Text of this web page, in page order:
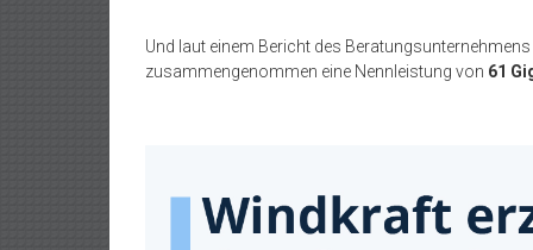
Und laut einem Bericht des
zusammengenommen eine Nennleistung von 61